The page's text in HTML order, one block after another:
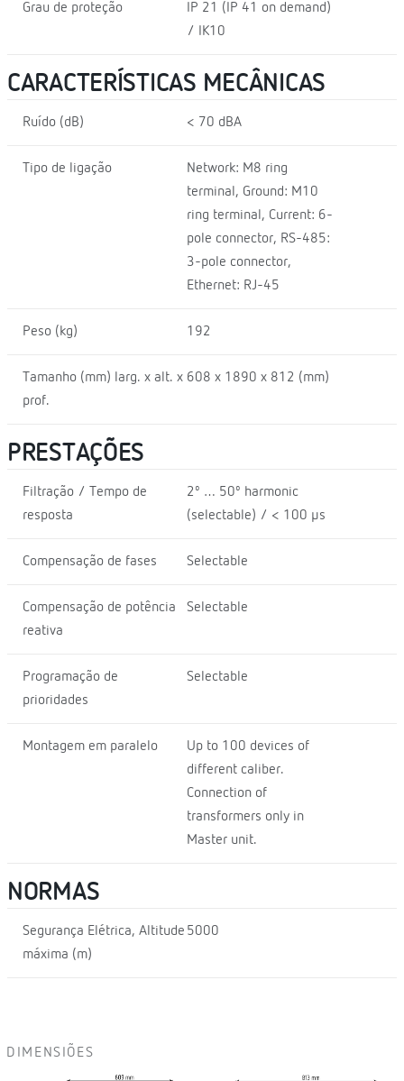
Grau de proteção
IP 21 (IP 41 on demand)
/ IK10
CARACTERÍSTICAS MECÂNICAS
Ruído (dB) < 70 dBA
Tipo de ligação
Network: M8 ring
terminal, Ground: M10
ring terminal, Current: 6-
pole connector, RS-485:
3-pole connector,
Ethernet: RJ-45
Peso (kg) 192
Tamanho (mm) larg. x alt. x
prof.
608 x 1890 x 812 (mm)
PRESTAÇÕES
Filtração / Tempo de
resposta
2º … 50º harmonic
(selectable) / < 100 µs
Compensação de fases Selectable
Compensação de potência
reativa
Selectable
Programação de
prioridades
Selectable
Montagem em paralelo
Up to 100 devices of
different caliber.
Connection of
transformers only in
Master unit.
NORMAS
Segurança Elétrica, Altitude
máxima (m)
5000
DIMENSIÕES